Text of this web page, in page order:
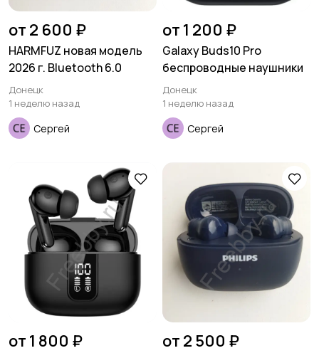
от 2 600 ₽
HARMFUZ новая модель
2026 г. Bluetooth 6.0
Донецк
1 неделю назад
Сергей
от 1 200 ₽
Galaxy Buds10 Pro
беспроводные наушники
Донецк
1 неделю назад
Сергей
от 1 800 ₽ от 2 500 ₽